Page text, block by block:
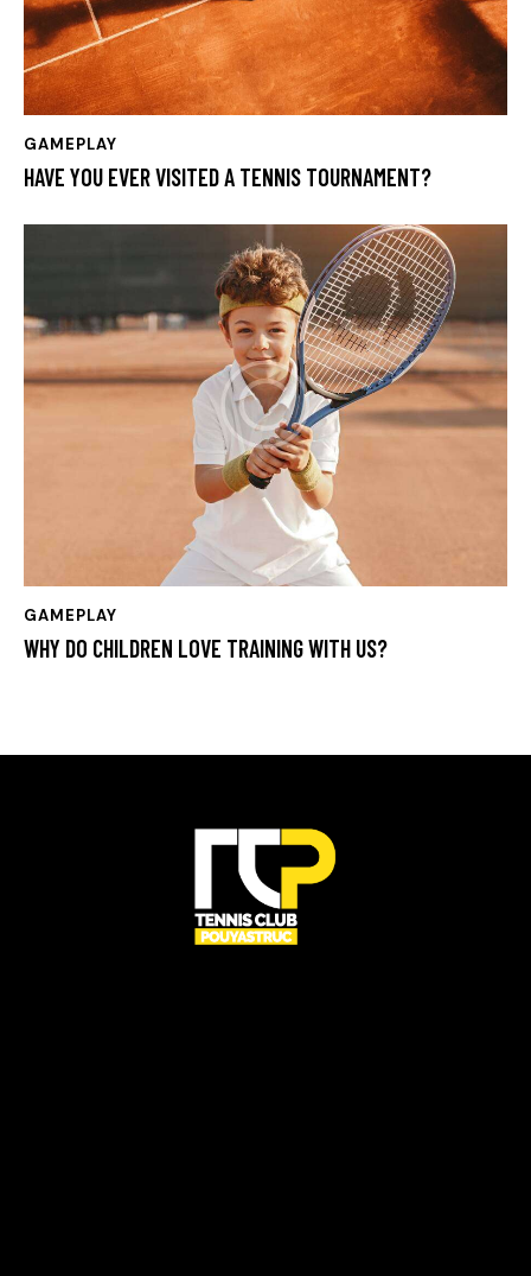
GAMEPLAY
HAVE YOU EVER VISITED A TENNIS TOURNAMENT?
GAMEPLAY
WHY DO CHILDREN LOVE TRAINING WITH US?